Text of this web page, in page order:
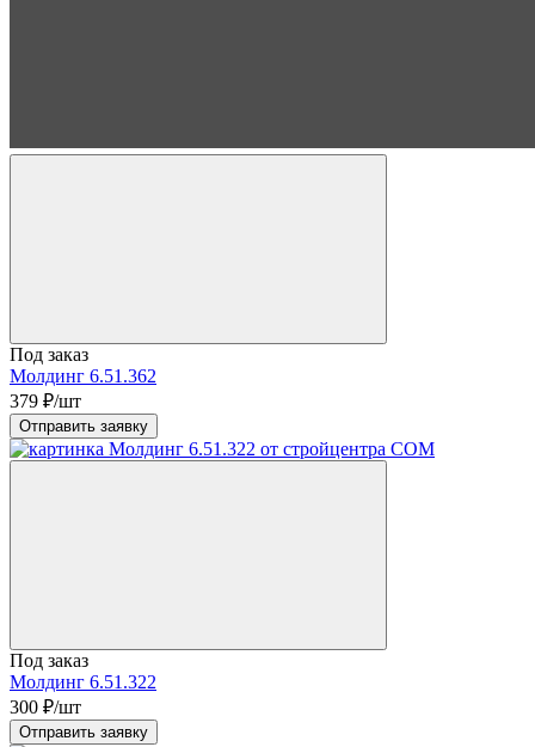
Под заказ
Молдинг 6.51.362
379 ₽/шт
Отправить заявку
Под заказ
Молдинг 6.51.322
300 ₽/шт
Отправить заявку